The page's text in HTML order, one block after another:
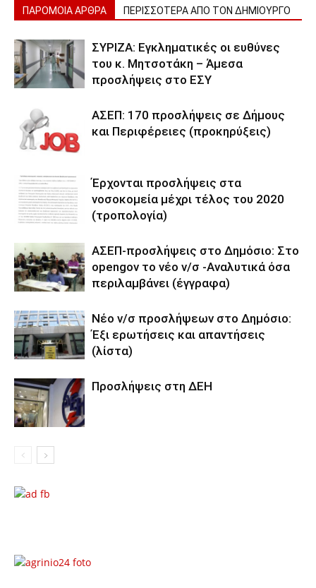
ΠΑΡΟΜΟΙΑ ΑΡΘΡΑ ΠΕΡΙΣΣΟΤΕΡΑ ΑΠΟ ΤΟΝ ΔΗΜΙΟΥΡΓΟ
ΣΥΡΙΖΑ: Εγκληματικές οι ευθύνες
του κ. Μητσοτάκη – Άμεσα
προσλήψεις στο ΕΣΥ
ΑΣΕΠ: 170 προσλήψεις σε Δήμους
και Περιφέρειες (προκηρύξεις)
Έρχονται προσλήψεις στα
νοσοκομεία μέχρι τέλος του 2020
(τροπολογία)
ΑΣΕΠ-προσλήψεις στο Δημόσιο: Στο
opengov το νέο ν/σ -Αναλυτικά όσα
περιλαμβάνει (έγγραφα)
Νέο ν/σ προσλήψεων στο Δημόσιο:
Έξι ερωτήσεις και απαντήσεις
(λίστα)
Προσλήψεις στη ΔΕΗ